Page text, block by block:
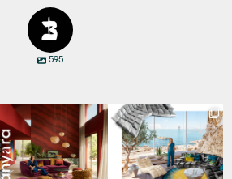
595
Manyara. Inspiriert von
der Weite Afrikas....
55 2
Für jeden Lieblingsplatz
die passende Cloud.
☁️...
60 1